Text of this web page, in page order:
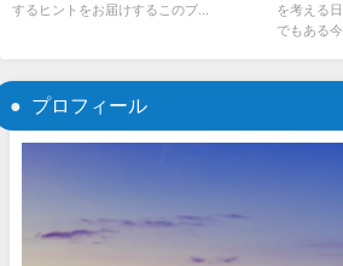
するヒントをお届けするこのブ...
を考える
でもある
プロフィール